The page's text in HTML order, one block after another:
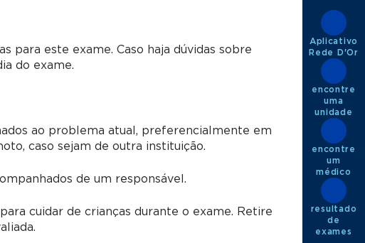
para este exame. Caso haja dúvidas sobre
do exame.
ao problema atual, preferencialmente em
caso sejam de outra instituição.
de um responsável.
cuidar de crianças durante o exame. Retire
Aplicativo
Rede D'Or
encontre
uma
unidade
encontre
um
médico
resultado
de
exames